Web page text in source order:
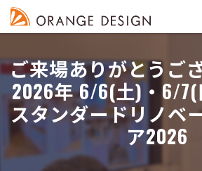
ご来場ありがとうご
2026年 6/6(土)・6/
スタンダードリノベ
ア2026